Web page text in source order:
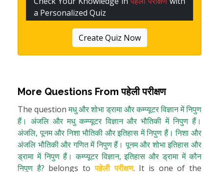
a Personalized Quiz
Create Quiz Now
More Questions Fromपहेली परीक्षण
The questionमधु और शोभा ड्रामा और कम्प्यूटर विज्ञान में निपुण
हैं। अंजलि और मधु कम्प्यूटर विज्ञान और भौतिकी में निपुण हैं।
अंजलि, पूनम और निशा भौतिकी और इतिहास में निपुण हैं। निशा और
अंजलि भौतिकी और गणित में निपुण हैं। पूनम और शोभा इतिहास और
ड्रामा में निपुण हैं। कम्प्यूटर विज्ञान, इतिहास और ड्रामा में कौन
निपुण है? belongs toपहेली परीक्षण. It is one of the